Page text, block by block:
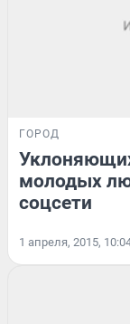
ГОРОД
молодых
соцсети
1 апреля, 2015,